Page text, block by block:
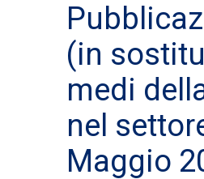
(in
medi
nel
Maggio